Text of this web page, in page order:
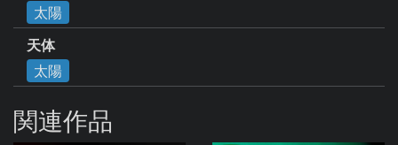
太陽
天体
太陽
関連作品